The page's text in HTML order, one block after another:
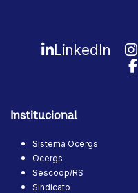
LinkedIn
Institucional
Sistema Ocergs
Ocergs
Sescoop/RS
Sindicato